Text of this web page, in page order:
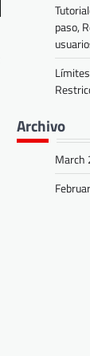
paso,
Archivo
March